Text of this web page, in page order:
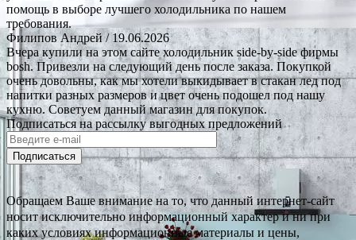
помощь в выборе лучшего холодильника по нашем
требования.
Филипов Андрей/ 19.06.2026
Вчера купили на этом сайте холодильник side-by-side фирмы
bosh. Привезли на следующий день после заказа. Покупкой
очень довольны, как мы хотели выкидывает в стакан лед под
напитки разных размеров и цвет очень подошел под нашу
кухню. Советуем данный магазин для покупок.
Подписаться на рассылку выгодных предложений
Подписаться
Обращаем Ваше внимание на то, что данный интернет-сайт
носит исключительно информационный характер и ни при
каких условиях информационные материалы и цены,